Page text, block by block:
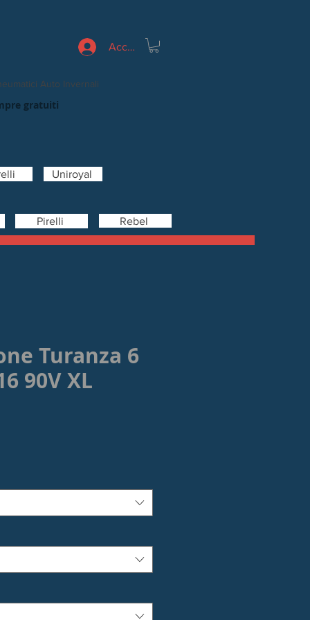
Accedi
Auto Invernali
gratuiti
Uniroyal
Pirelli Rebel
Turanza 6
90V XL